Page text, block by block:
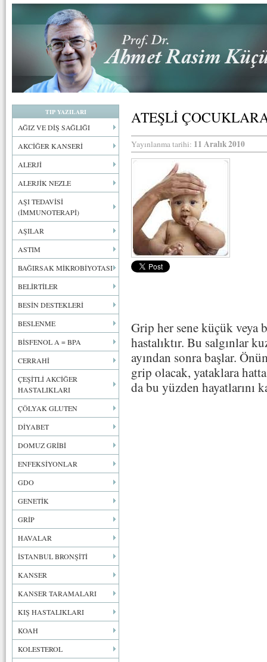
TIP YAZILARI
AĞIZ VE DİŞ SAĞLIĞI
AKCİĞER KANSERİ
ALERJİ
ALERJİK NEZLE
AŞI TEDAVİSİ
(İMMUNOTERAPİ)
AŞILAR
ASTIM
BAĞIRSAK MİKROBİYOTASI
BELİRTİLER
BESİN DESTEKLERİ
BESLENME
BİSFENOL A = BPA
CERRAHİ
ÇEŞİTLİ AKCİĞER
HASTALIKLARI
ÇÖLYAK GLUTEN
DİYABET
DOMUZ GRİBİ
ENFEKSİYONLAR
GDO
GENETİK
GRİP
HAVALAR
İSTANBUL BRONŞİTİ
KANSER
KANSER TARAMALARI
KIŞ HASTALIKLARI
KOAH
KOLESTEROL
ATEŞLİ
Yayınlanma tarihi: 11 Aralık 2010
Grip her sene küçük veya
hastalıktır. Bu salgınlar
ayından sonra başlar.
grip olacak, yataklara
da bu yüzden hayatlarını